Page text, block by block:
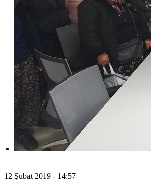
12 Şubat 2019 - 14:57